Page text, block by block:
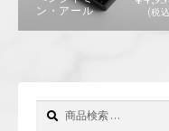
ン・アール
(税